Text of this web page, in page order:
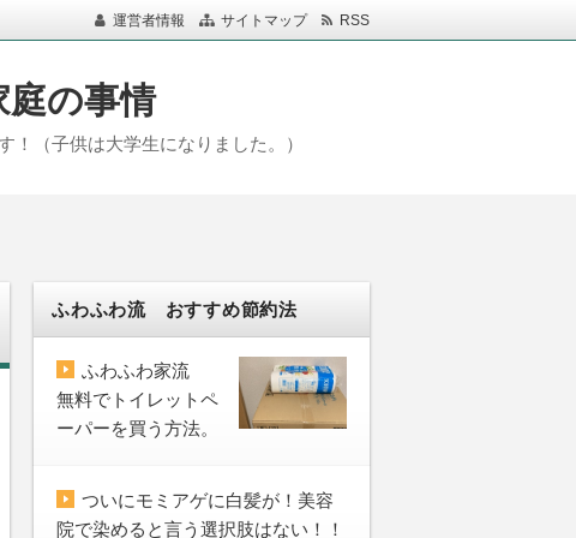
運営者情報 サイトマップ RSS
の事情
（子供は大学生になりました。）
ふわふわ流 おすすめ節約法
ふわふわ家流
無料でトイレットペ
ーパーを買う方法。
ついにモミアゲに白髪が！美容
院で染めると言う選択肢はない！！